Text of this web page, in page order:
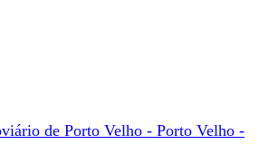
de Porto Velho - Porto Velho -